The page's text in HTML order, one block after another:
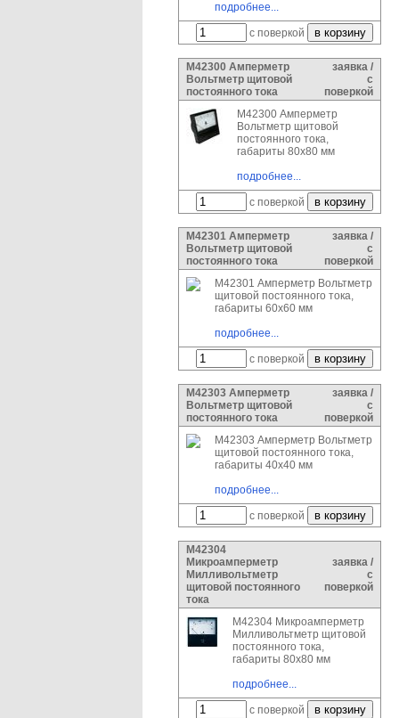
подробнее...
с поверкой
М42300 Амперметр
Вольтметр щитовой
постоянного тока
заявка /
с
поверкой
М42300 Амперметр
Вольтметр щитовой
постоянного тока,
габариты 80х80 мм
подробнее...
с поверкой
М42301 Амперметр
Вольтметр щитовой
постоянного тока
заявка /
с
поверкой
М42301 Амперметр Вольтметр
щитовой постоянного тока,
габариты 60х60 мм
подробнее...
с поверкой
М42303 Амперметр
Вольтметр щитовой
постоянного тока
заявка /
с
поверкой
М42303 Амперметр Вольтметр
щитовой постоянного тока,
габариты 40х40 мм
подробнее...
с поверкой
М42304
Микроамперметр
Милливольтметр
щитовой постоянного
тока
заявка /
с
поверкой
М42304 Микроамперметр
Милливольтметр щитовой
постоянного тока,
габариты 80х80 мм
подробнее...
с поверкой